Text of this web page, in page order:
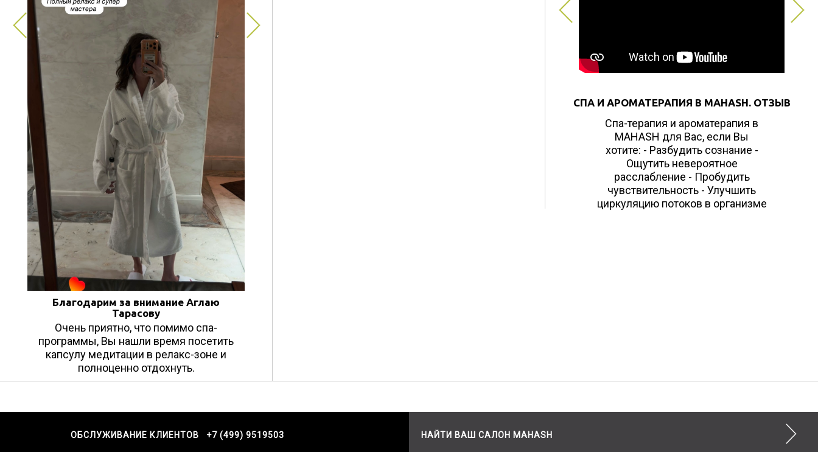
Благодарим за внимание Аглаю
Тарасову
Очень приятно, что помимо спа-
программы, Вы нашли время посетить
капсулу медитации в релакс-зоне и
полноценно отдохнуть.
СПА И АРОМАТЕРАПИЯ В MAHASH. ОТЗЫВ
Спа-терапия и ароматерапия в
MAHASH для Вас, если Вы
хотите: - Разбудить сознание -
Ощутить невероятное
расслабление - Пробудить
чувствительность - Улучшить
циркуляцию потоков в организме
ОБСЛУЖИВАНИЕ КЛИЕНТОВ +7 (499) 9519503 НАЙТИ ВАШ САЛОН MAHASH